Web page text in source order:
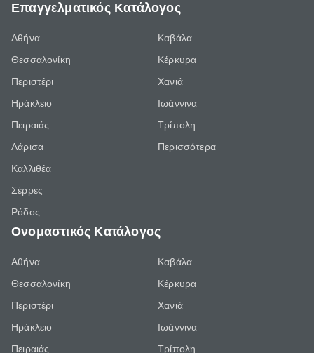
Επαγγελματικός Κατάλογος
Αθήνα
Θεσσαλονίκη
Περιστέρι
Ηράκλειο
Πειραιάς
Λάρισα
Καλλιθέα
Σέρρες
Ρόδος
Καβάλα
Κέρκυρα
Χανιά
Ιωάννινα
Τρίπολη
Περισσότερα
Ονομαστικός Κατάλογος
Αθήνα
Θεσσαλονίκη
Περιστέρι
Ηράκλειο
Πειραιάς
Καβάλα
Κέρκυρα
Χανιά
Ιωάννινα
Τρίπολη